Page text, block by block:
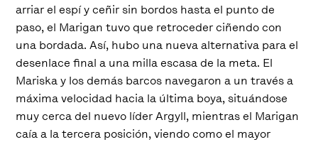
arriar el espí y ceñir sin bordos hasta el punto de
paso, el Marigan tuvo que retroceder ciñendo con
una bordada. Así, hubo una nueva alternativa para el
desenlace final a una milla escasa de la meta. El
Mariska y los demás barcos navegaron a un través a
máxima velocidad hacia la última boya, situándose
muy cerca del nuevo líder Argyll, mientras el Marigan
caía a la tercera posición, viendo como el mayor